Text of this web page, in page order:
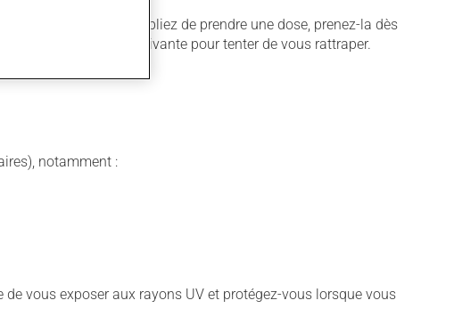
manquer. Si vous oubliez de prendre une dose, prenez-la dès
pas la dose suivante pour tenter de vous rattraper.
notamment :
vous exposer aux rayons UV et protégez-vous lorsque vous